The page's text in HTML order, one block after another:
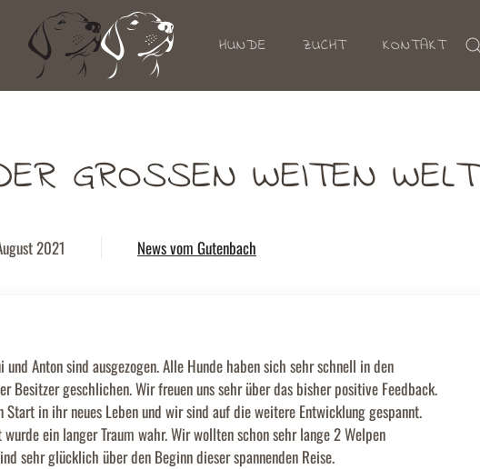
HUNDE ZUCHT KONTAKT
GROSSEN WEITEN WELT
2021 News vom Gutenbach
Anton sind ausgezogen. Alle Hunde haben sich sehr schnell in den
Besitzer geschlichen. Wir freuen uns sehr über das bisher positive Feedback.
in ihr neues Leben und wir sind auf die weitere Entwicklung gespannt.
ein langer Traum wahr. Wir wollten schon sehr lange 2 Welpen
sehr glücklich über den Beginn dieser spannenden Reise.